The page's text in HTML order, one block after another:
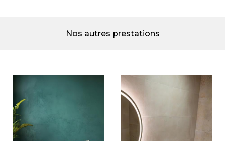
Nos autres prestations